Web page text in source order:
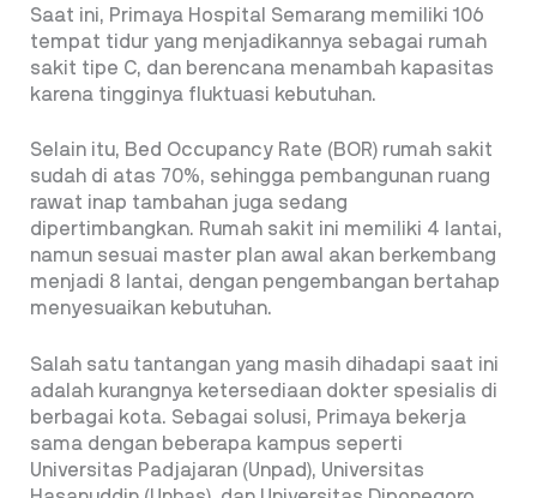
Saat ini, Primaya Hospital Semarang memiliki 106
tempat tidur yang menjadikannya sebagai rumah
sakit tipe C, dan berencana menambah kapasitas
karena tingginya fluktuasi kebutuhan.
Selain itu, Bed Occupancy Rate (BOR) rumah sakit
sudah di atas 70%, sehingga pembangunan ruang
rawat inap tambahan juga sedang
dipertimbangkan. Rumah sakit ini memiliki 4 lantai,
namun sesuai master plan awal akan berkembang
menjadi 8 lantai, dengan pengembangan bertahap
menyesuaikan kebutuhan.
Salah satu tantangan yang masih dihadapi saat ini
adalah kurangnya ketersediaan dokter spesialis di
berbagai kota. Sebagai solusi, Primaya bekerja
sama dengan beberapa kampus seperti
Universitas Padjajaran (Unpad), Universitas